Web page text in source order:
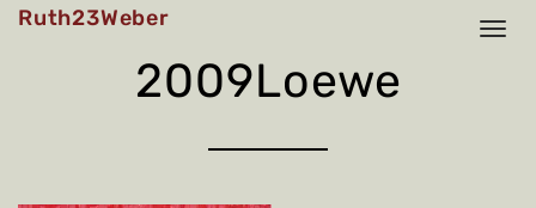
SkipRuth23Weber
2009Loewe